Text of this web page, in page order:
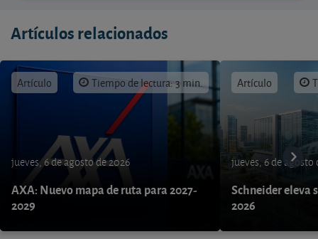
Artículos relacionados
Artículo Tiempo de lectura: 3 min.
jueves, 6 de agosto de 2026
AXA: Nuevo mapa de ruta para 2027-
2029
Artículo
jueves, 6 de agosto
Schneider eleva
2026